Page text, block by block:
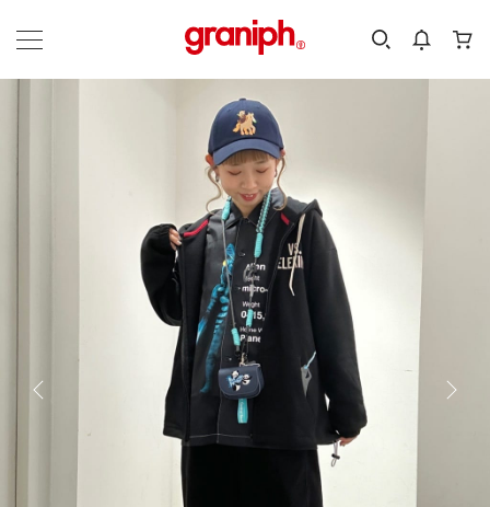
カテゴリーから探す
MEN KIDS